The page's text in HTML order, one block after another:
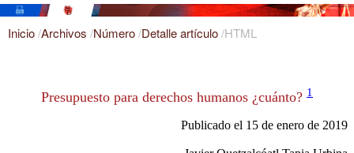
Inicio/Archivos /Número/Detalle artículo/HTML